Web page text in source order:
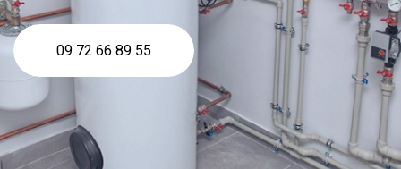
09 72 66 89 55